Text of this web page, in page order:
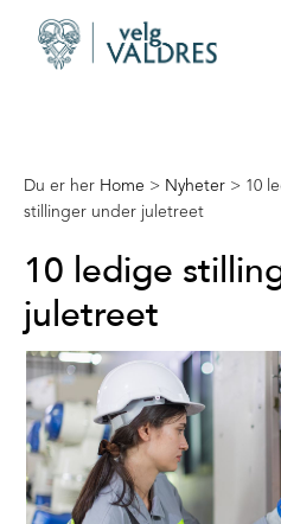
Du er her Home > Nyheter > 10
stillinger under juletreet
10 ledige
juletreet